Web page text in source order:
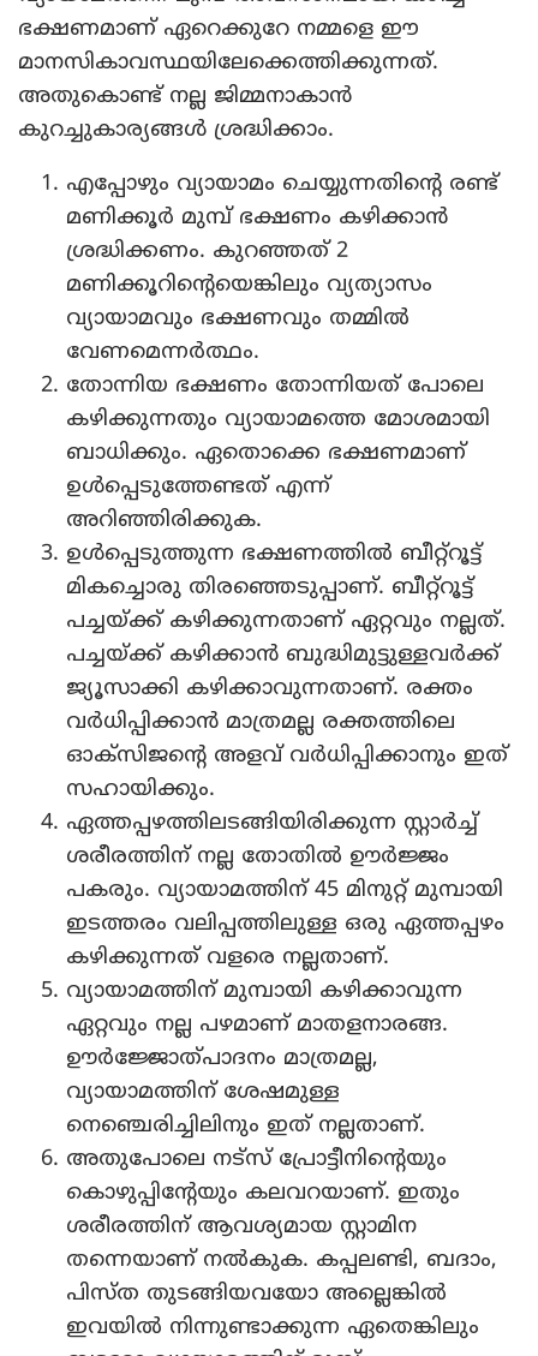
ഭക്ഷണമാണ് ഏറെക്കുറേ നമ്മളെ ഈ
മാനസികാവസ്ഥയിലേക്കെത്തിക്കുന്നത്.
അതുകൊണ്ട് നല്ല ജിമ്മനാകാന്‍
കുറച്ചുകാര്യങ്ങള്‍ ശ്രദ്ധിക്കാം.
എപ്പോഴും വ്യായാമം ചെയ്യുന്നതിന്റെ രണ്ട്
മണിക്കൂര്‍ മുമ്പ് ഭക്ഷണം കഴിക്കാന്‍
ശ്രദ്ധിക്കണം. കുറഞ്ഞത് 2
മണിക്കൂറിന്റെയെങ്കിലും വ്യത്യാസം
വ്യായാമവും ഭക്ഷണവും തമ്മില്‍
വേണമെന്നര്‍ത്ഥം.
തോന്നിയ ഭക്ഷണം തോന്നിയത് പോലെ
കഴിക്കുന്നതും വ്യായാമത്തെ മോശമായി
ബാധിക്കും. ഏതൊക്കെ ഭക്ഷണമാണ്
ഉള്‍പ്പെടുത്തേണ്ടത് എന്ന്
അറിഞ്ഞിരിക്കുക.
ഉള്‍പ്പെടുത്തുന്ന ഭക്ഷണത്തില്‍ ബീറ്റ്‌റൂട്ട്
മികച്ചൊരു തിരഞ്ഞെടുപ്പാണ്. ബീറ്റ്റൂട്ട്
പച്ചയ്ക്ക് കഴിക്കുന്നതാണ് ഏറ്റവും നല്ലത്.
പച്ചയ്ക്ക് കഴിക്കാന്‍ ബുദ്ധിമുട്ടുള്ളവര്‍ക്ക്
ജ്യൂസാക്കി കഴിക്കാവുന്നതാണ്. രക്തം
വര്‍ധിപ്പിക്കാന്‍ മാത്രമല്ല രക്തത്തിലെ
ഓക്സിജന്റെ അളവ് വര്‍ധിപ്പിക്കാനും ഇത്
സഹായിക്കും.
ഏത്തപ്പഴത്തിലടങ്ങിയിരിക്കുന്ന സ്റ്റാര്‍ച്ച്
ശരീരത്തിന് നല്ല തോതില്‍ ഊര്‍ജ്ജം
പകരും. വ്യായാമത്തിന് 45 മിനുറ്റ് മുമ്പായി
ഇടത്തരം വലിപ്പത്തിലുള്ള ഒരു ഏത്തപ്പഴം
കഴിക്കുന്നത് വളരെ നല്ലതാണ്.
വ്യായാമത്തിന് മുമ്പായി കഴിക്കാവുന്ന
ഏറ്റവും നല്ല പഴമാണ് മാതളനാരങ്ങ.
ഊര്‍ജ്ജോത്പാദനം മാത്രമല്ല,
വ്യായാമത്തിന് ശേഷമുള്ള
നെഞ്ചെരിച്ചിലിനും ഇത് നല്ലതാണ്.
അതുപോലെ നട്സ് പ്രോട്ടീനിന്റെയും
കൊഴുപ്പിന്റേയും കലവറയാണ്. ഇതും
ശരീരത്തിന് ആവശ്യമായ സ്റ്റാമിന
തന്നെയാണ് നല്‍കുക. കപ്പലണ്ടി, ബദാം,
പിസ്ത തുടങ്ങിയവയോ അല്ലെങ്കില്‍
ഇവയില്‍ നിന്നുണ്ടാക്കുന്ന ഏതെങ്കിലും